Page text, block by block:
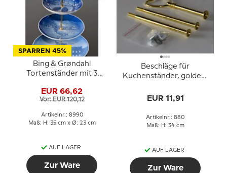
SPARREN 45%
Bing & Grøndahl
Tortenständer mit 3
EUR 66,62
Vor: EUR 120,12
Artikelnr.: 8990
Maß: H: 35 cm x Ø: 23 cm
AUF LAGER
Zur Ware
Beschläge für
Kuchenständer, golden,
EUR 11,91
Artikelnr.: 880
Maß: H: 34 cm
AUF LAGER
Zur Ware